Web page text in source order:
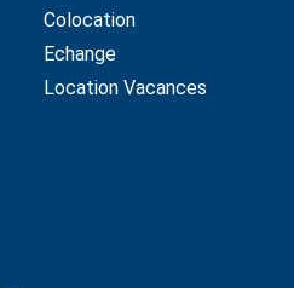
Colocation
Echange
Location Vacances